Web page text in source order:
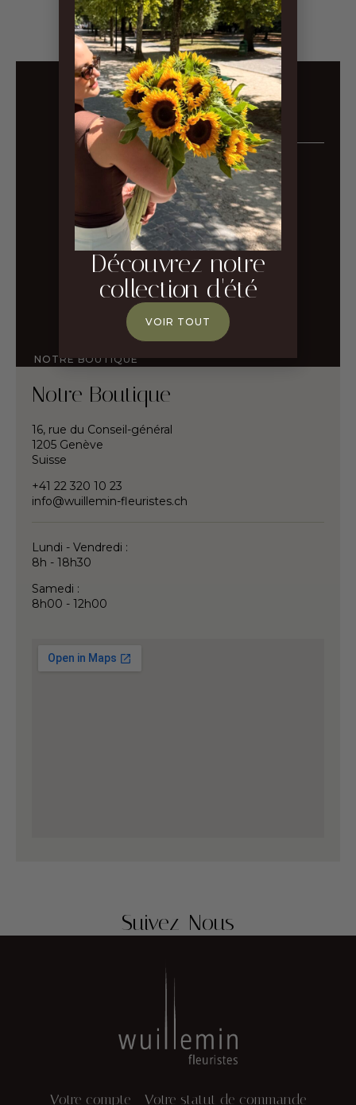
NOTRE BOUTIQUE
Notre Boutique
16, rue du Conseil-général
1205 Genève
Suisse
+41 22 320 10 23
info@wuillemin-fleuristes.ch
Lundi - Vendredi :
8h - 18h30
Samedi :
8h00 - 12h00
Suivez-Nous
Votre compte Votre statut de commande
Découvrez notre
collection d'été
VOIR TOUT